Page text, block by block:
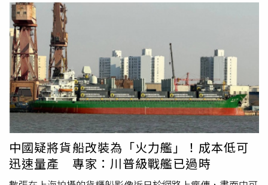
1隻豪豬，遍布「尖刺」，以大量輕便、可由單兵肩射的防
空飛彈等武器，來抵禦規模更大、裝備更精良的解放軍。文
章認為，這一戰略受到美國軍事顧問影響，並獲得美國軍售
支持，其重點在於部署數量龐大、成本較低的小型作戰平
台，例如「刺針」FIM-92可攜式防空飛彈（FIM-92
Stinger）以及「彈簧刀300型」反裝甲滯空彈藥
（Switchblade 300）。這些武器將被用來對高價值目標發
動「一波接一波的攻勢」，包括戰車、軍艦與雷達系統，藉
由消耗戰的方式削弱對手。文章指出，其目標是將整座島嶼
打造成1個多層防禦的堡壘，善用都市地形與地理條件，迫
使解放軍陷入1場曠日持久、代價高昂的衝突。與此同時，
台灣軍方正將新型武器系統，包括「海馬士」高機動性多管
中國疑將貨船改裝為「火力艦」！成本低可
迅速量產 專家：川普級戰艦已過時